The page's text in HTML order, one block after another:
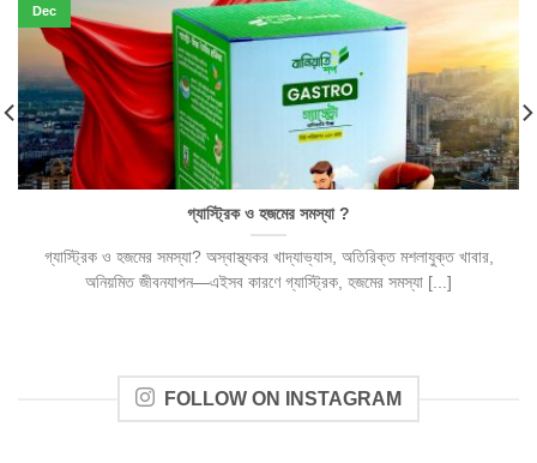
গ্যাস্ট্রিক ও হজমের সমস্যা ?
গ্যাস্ট্রিক ও হজমের সমস্যা? অস্বাস্থ্যকর খাদ্যাভ্যাস, অতিরিক্ত মশলাযুক্ত খাবার,
অনিয়মিত জীবনযাপন—এইসব কারণে গ্যাস্ট্রিক, হজমের সমস্যা [...]
Dec
FOLLOW ON INSTAGRAM